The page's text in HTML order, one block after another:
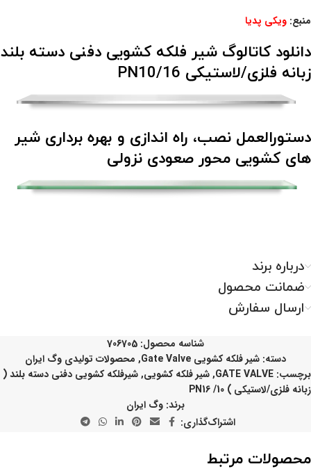
منبع: ویکی پدیا
دانلود کاتالوگ شیر فلکه کشویی دفنی دسته بلند
زبانه فلزی/لاستیکی 16/PN10
دستورالعمل نصب، راه اندازی و بهره برداری شیر
های کشویی محور صعودی نزولی
درباره برند
ضمانت محصول
ارسال سفارش
شناسه محصول: 706705
دسته: شیر فلکه کشویی Gate Valve , محصولات تولیدی وگ ایران
برچسب: GATE VALVE
,شیر فلکه کشویی,شیرفلکه کشویی دفنی دسته بلند (
زبانه فلزی/لاستیکی ) 10/ PN16
برند: وگ ایران
اشتراک‌گذاری:
محصولات مرتبط